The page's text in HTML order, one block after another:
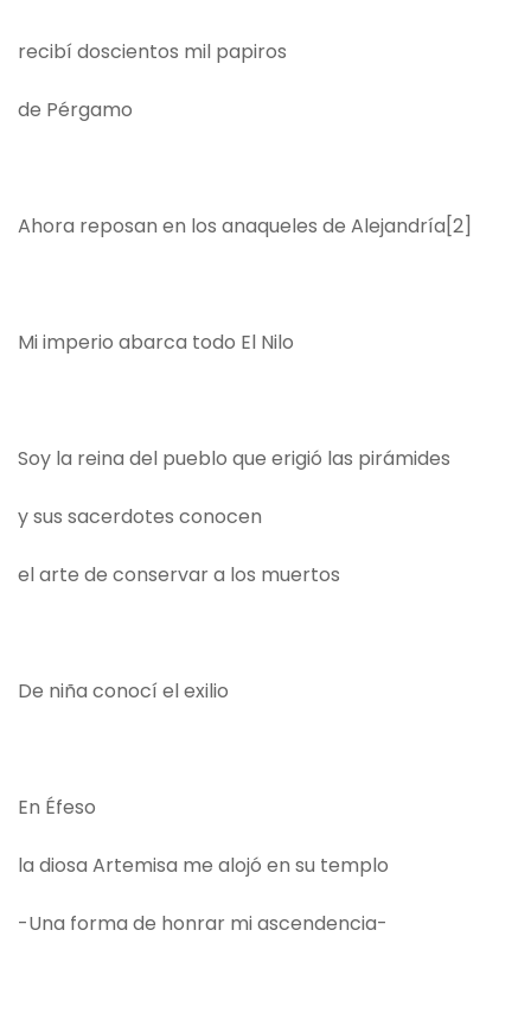
recibí doscientos mil papiros
de Pérgamo
Ahora reposan en los anaqueles de Alejandría[2]
Mi imperio abarca todo El Nilo
Soy la reina del pueblo que erigió las pirámides
y sus sacerdotes conocen
el arte de conservar a los muertos
De niña conocí el exilio
En Éfeso
la diosa Artemisa me alojó en su templo
-Una forma de honrar mi ascendencia-